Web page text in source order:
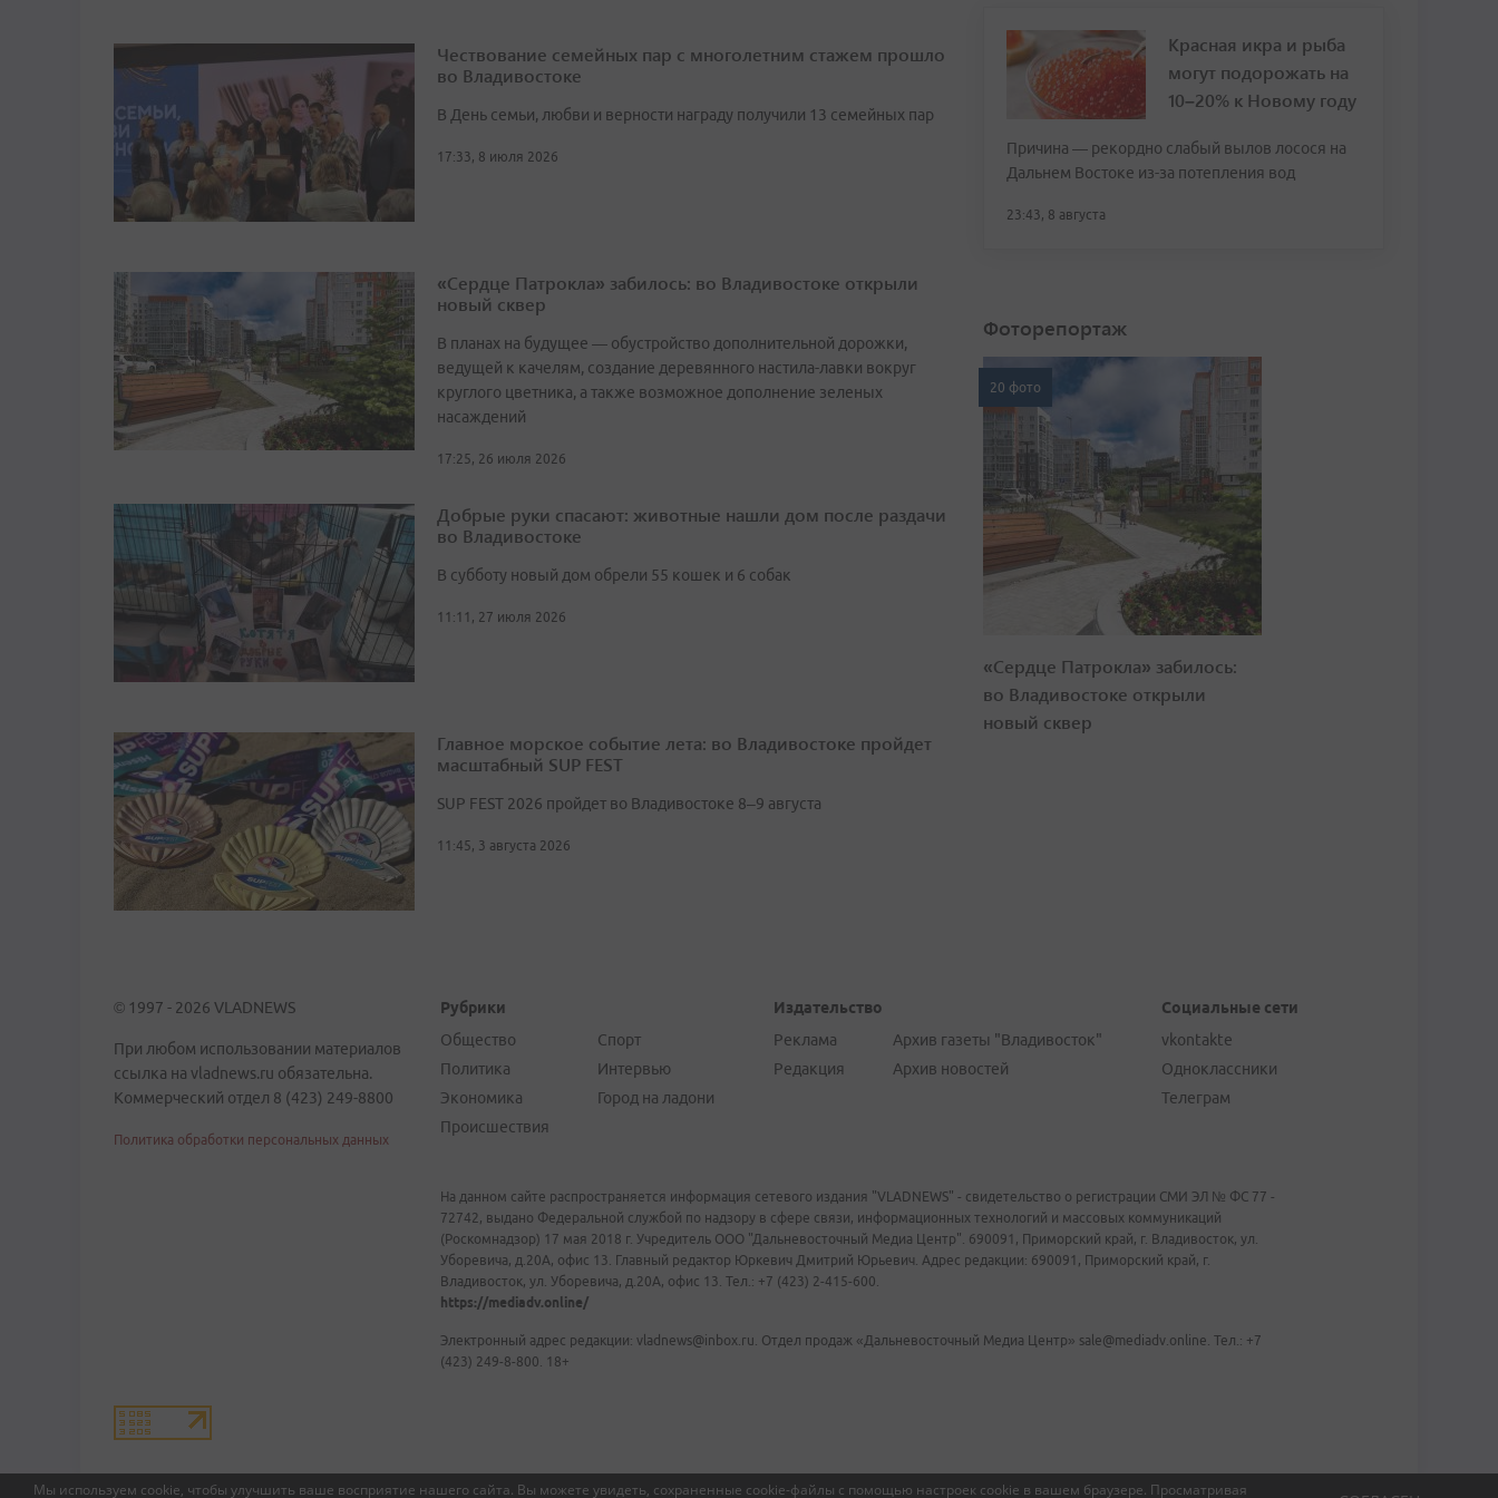
Мы используем cookie, чтобы улучшить ваше восприятие нашего сайта. Вы можете увидеть, сохраненные cookie-файлы с помощью настроек cookie в вашем браузере. Просматривая
Чествование семейных пар с многолетним стажем прошло
во Владивостоке
В День семьи, любви и верности награду получили 13 семейных пар
17:33, 8 июля 2026
«Сердце Патрокла» забилось: во Владивостоке открыли
новый сквер
В планах на будущее — обустройство дополнительной дорожки,
ведущей к качелям, создание деревянного настила-лавки вокруг
круглого цветника, а также возможное дополнение зеленых
насаждений
17:25, 26 июля 2026
Добрые руки спасают: животные нашли дом после раздачи
во Владивостоке
В субботу новый дом обрели 55 кошек и 6 собак
11:11, 27 июля 2026
Главное морское событие лета: во Владивостоке пройдет
масштабный SUP FEST
SUP FEST 2026 пройдет во Владивостоке 8–9 августа
11:45, 3 августа 2026
Красная икра и рыба
могут подорожать на
10–20% к Новому году
Причина — рекордно слабый вылов лосося на
Дальнем Востоке из-за потепления вод
23:43, 8 августа
Фоторепортаж
20 фото
«Сердце Патрокла» забилось:
во Владивостоке открыли
новый сквер
© 1997 - 2026 VLADNEWS
При любом использовании материалов
ссылка на vladnews.ru обязательна.
Коммерческий отдел 8 (423) 249-8800
Политика обработки персональных данных
Рубрики
Общество
Политика
Экономика
Происшествия
Спорт
Интервью
Город на ладони
Издательство
Реклама
Редакция
Архив газеты "Владивосток"
Архив новостей
Социальные сети
vkontakte
Одноклассники
Телеграм
На данном сайте распространяется информация сетевого издания "VLADNEWS" - свидетельство о регистрации СМИ ЭЛ № ФС 77 -
72742, выдано Федеральной службой по надзору в сфере связи, информационных технологий и массовых коммуникаций
(Роскомнадзор) 17 мая 2018 г. Учредитель ООО "Дальневосточный Медиа Центр". 690091, Приморский край, г. Владивосток, ул.
Уборевича, д.20А, офис 13. Главный редактор Юркевич Дмитрий Юрьевич. Адрес редакции: 690091, Приморский край, г.
Владивосток, ул. Уборевича, д.20А, офис 13. Тел.: +7 (423) 2-415-600.
https://mediadv.online/
Электронный адрес редакции: vladnews@inbox.ru. Отдел продаж «Дальневосточный Медиа Центр» sale@mediadv.online. Тел.: +7
(423) 249-8-800. 18+